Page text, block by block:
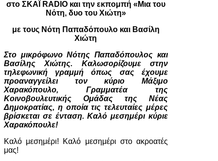
στο ΣΚΑΪ RADIO και την εκπομπή «Μια του
Νότη, δυο του Χιώτη»
με τους Νότη Παπαδόπουλο και Βασίλη
Χιώτη
Στο μικρόφωνο Νότης Παπαδόπουλος και
Βασίλης Χιώτης. Καλωσορίζουμε στην
τηλεφωνική γραμμή όπως σας έχουμε
προαναγγείλει τον κύριο Μάξιμο
Χαρακόπουλο, Γραμματέα της
Κοινοβουλευτικής Ομάδας της Νέας
Δημοκρατίας, η οποία τις τελευταίες μέρες
βρίσκεται σε ένταση. Καλό μεσημέρι κύριε
Χαρακόπουλε!
Καλό μεσημέρι! Καλό μεσημέρι στο ακροατές
μας!